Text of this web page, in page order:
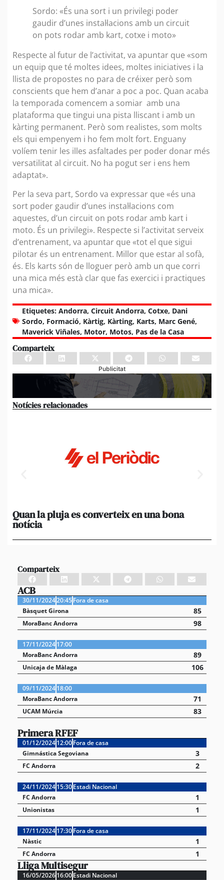
Sordo: «És una sort i un privilegi poder
gaudir d’unes instal·lacions amb un circuit
on pots rodar amb kart, cotxe i moto»
Respecte al futur de l’activitat, va apuntar que «som
un equip que té moltes idees, moltes iniciatives i la
llista de propostes no para de créixer però som
conscients que hem d’anar a poc a poc. Quan acaba
la temporada comencem a somiar amb una
plataforma que tingui una pista lliscant i amb un
kàrting permanent. Però som realistes, som molts
els qui empenyem i ho fem molt fort. Enguany
volíem tenir les illes asfaltades per poder donar més
versatilitat al circuit. No ha pogut ser i ens hem
adaptat».
Per la seva part, Sordo va expressar que «és una
sort poder gaudir d’unes instal·lacions com
aquestes, d’un circuit on pots rodar amb kart i
moto. És un privilegi». Respecte si l’activitat serveix
d’entrenament, va apuntar que «tot el que sigui
pilotar és un entrenament. Millor que estar al sofà,
és. Els karts són de lloguer però amb un que corri
una mica més està clar que fas exercici i practiques
una mica».
Etiquetes: Andorra, Circuit Andorra, Cotxe, Dani
Sordo, Formació, Kàrtig, Kàrting, Karts, Marc Gené,
Maverick Viñales, Motor, Motos, Pas de la Casa
Comparteix
Publicitat
Notícies relacionades
Quan la pluja es converteix en una bona
notícia
Comparteix
ACB
30/11/202420:45Fora de casa
Bàsquet Girona
85
MoraBanc Andorra 98
17/11/202417:00
MoraBanc Andorra
89
Unicaja de Màlaga 106
09/11/202418:00
MoraBanc Andorra
71
UCAM Múrcia 83
Primera RFEF
01/12/202412:00Fora de casa
Gimnástica Segoviana
3
FC Andorra 2
24/11/202415:30Estadi Nacional
FC Andorra
1
Unionistas 1
17/11/202417:30Fora de casa
Nàstic
1
FC Andorra 1
Lliga Multisegur
16/05/202616:00Estadi Nacional